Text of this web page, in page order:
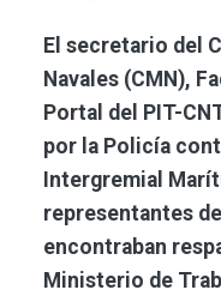
El secretario del
Navales (CMN),
Portal del PIT-
por la Policía
Intergremial
representantes
encontraban
Ministerio de